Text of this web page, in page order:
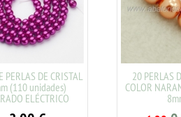
PERLAS DE CRISTAL
(110 unidades)
ELÉCTRICO
20 PERLAS
COLOR